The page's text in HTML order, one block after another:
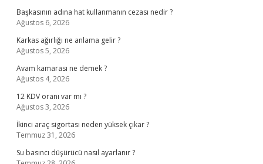
Başkasının adına hat kullanmanın cezası nedir ?
Ağustos 6, 2026
Karkas ağırlığı ne anlama gelir ?
Ağustos 5, 2026
Avam kamarası ne demek ?
Ağustos 4, 2026
12 KDV oranı var mı ?
Ağustos 3, 2026
İkinci araç sigortası neden yüksek çıkar ?
Temmuz 31, 2026
Su basıncı düşürücü nasıl ayarlanır ?